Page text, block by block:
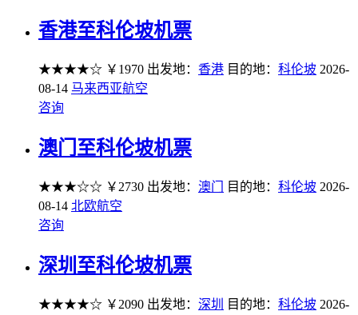
香港至科伦坡机票
★★★★☆ ￥1970 出发地： 香港 目的地： 科伦坡 2026-
08-14 马来西亚航空
咨询
澳门至科伦坡机票
★★★☆☆ ￥2730 出发地： 澳门 目的地： 科伦坡 2026-
08-14 北欧航空
咨询
深圳至科伦坡机票
★★★★☆ ￥2090 出发地： 深圳 目的地： 科伦坡 2026-